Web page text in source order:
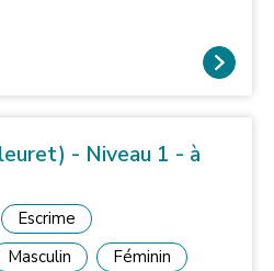
- Niveau 1 - à
Escrime
Masculin Féminin